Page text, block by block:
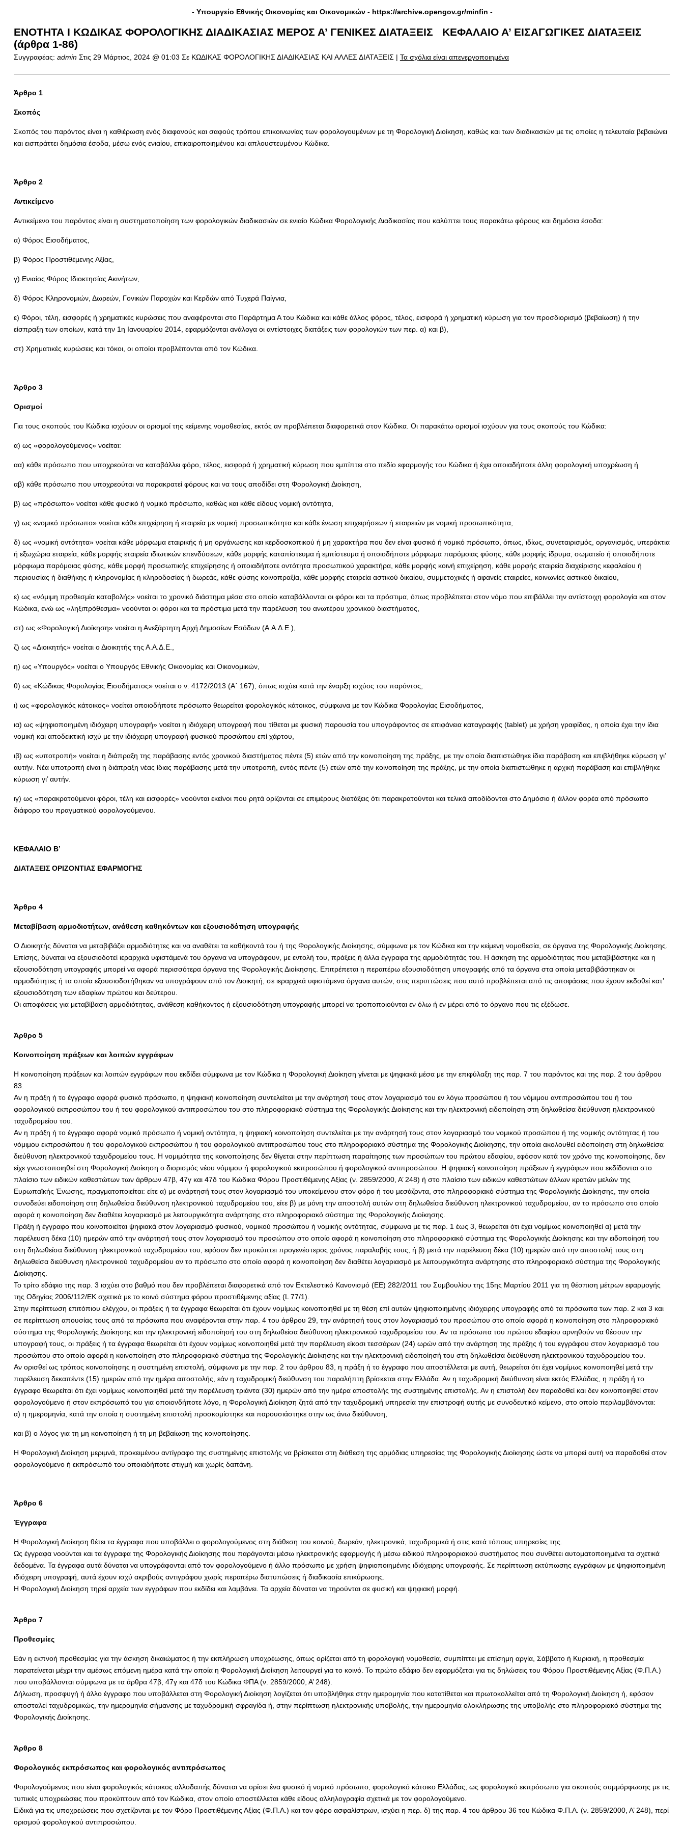
- Υπουργείο Εθνικής Οικονομίας και Οικονομικών - https://archive.opengov.gr/minfin -
ΕΝΟΤΗΤΑ Ι ΚΩΔΙΚΑΣ ΦΟΡΟΛΟΓΙΚΗΣ ΔΙΑΔΙΚΑΣΙΑΣ ΜΕΡΟΣ Α’ ΓΕΝΙΚΕΣ ΔΙΑΤΑΞΕΙΣ ΚΕΦΑΛΑΙΟ Α’ ΕΙΣΑΓΩΓΙΚΕΣ ΔΙΑΤΑΞΕΙΣ
(άρθρα 1-86)
Συγγραφέας: adminΣτις 29 Μάρτιος, 2024 @ 01:03 Σε ΚΩΔΙΚΑΣ ΦΟΡΟΛΟΓΙΚΗΣ ΔΙΑΔΙΚΑΣΙΑΣ ΚΑΙ ΑΛΛΕΣ ΔΙΑΤΑΞΕΙΣ | Τα σχόλια είναι απενεργοποιημένα
Άρθρο 1
Σκοπός
Σκοπός του παρόντος είναι η καθιέρωση ενός διαφανούς και σαφούς τρόπου επικοινωνίας των φορολογουμένων με τη Φορολογική Διοίκηση, καθώς και των διαδικασιών με τις οποίες η τελευταία βεβαιώνει
και εισπράττει δημόσια έσοδα, μέσω ενός ενιαίου, επικαιροποιημένου και απλουστευμένου Κώδικα.
Άρθρο 2
Αντικείμενο
Αντικείμενο του παρόντος είναι η συστηματοποίηση των φορολογικών διαδικασιών σε ενιαίο Κώδικα Φορολογικής Διαδικασίας που καλύπτει τους παρακάτω φόρους και δημόσια έσοδα:
α) Φόρος Εισοδήματος,
β) Φόρος Προστιθέμενης Αξίας,
γ) Ενιαίος Φόρος Ιδιοκτησίας Ακινήτων,
δ) Φόρος Κληρονομιών, Δωρεών, Γονικών Παροχών και Κερδών από Τυχερά Παίγνια,
ε) Φόροι, τέλη, εισφορές ή χρηματικές κυρώσεις που αναφέρονται στο Παράρτημα Α του Κώδικα και κάθε άλλος φόρος, τέλος, εισφορά ή χρηματική κύρωση για τον προσδιορισμό (βεβαίωση) ή την
είσπραξη των οποίων, κατά την 1η Ιανουαρίου 2014, εφαρμόζονται ανάλογα οι αντίστοιχες διατάξεις των φορολογιών των περ. α) και β),
στ) Χρηματικές κυρώσεις και τόκοι, οι οποίοι προβλέπονται από τον Κώδικα.
Άρθρο 3
Ορισμοί
Για τους σκοπούς του Κώδικα ισχύουν οι ορισμοί της κείμενης νομοθεσίας, εκτός αν προβλέπεται διαφορετικά στον Κώδικα. Οι παρακάτω ορισμοί ισχύουν για τους σκοπούς του Κώδικα:
α) ως «φορολογούμενος» νοείται:
αα) κάθε πρόσωπο που υποχρεούται να καταβάλλει φόρο, τέλος, εισφορά ή χρηματική κύρωση που εμπίπτει στο πεδίο εφαρμογής του Κώδικα ή έχει οποιαδήποτε άλλη φορολογική υποχρέωση ή
αβ) κάθε πρόσωπο που υποχρεούται να παρακρατεί φόρους και να τους αποδίδει στη Φορολογική Διοίκηση,
β) ως «πρόσωπο» νοείται κάθε φυσικό ή νομικό πρόσωπο, καθώς και κάθε είδους νομική οντότητα,
γ) ως «νομικό πρόσωπο» νοείται κάθε επιχείρηση ή εταιρεία με νομική προσωπικότητα και κάθε ένωση επιχειρήσεων ή εταιρειών με νομική προσωπικότητα,
δ) ως «νομική οντότητα» νοείται κάθε μόρφωμα εταιρικής ή μη οργάνωσης και κερδοσκοπικού ή μη χαρακτήρα που δεν είναι φυσικό ή νομικό πρόσωπο, όπως, ιδίως, συνεταιρισμός, οργανισμός, υπεράκτια
ή εξωχώρια εταιρεία, κάθε μορφής εταιρεία ιδιωτικών επενδύσεων, κάθε μορφής καταπίστευμα ή εμπίστευμα ή οποιοδήποτε μόρφωμα παρόμοιας φύσης, κάθε μορφής ίδρυμα, σωματείο ή οποιοδήποτε
μόρφωμα παρόμοιας φύσης, κάθε μορφή προσωπικής επιχείρησης ή οποιαδήποτε οντότητα προσωπικού χαρακτήρα, κάθε μορφής κοινή επιχείρηση, κάθε μορφής εταιρεία διαχείρισης κεφαλαίου ή
περιουσίας ή διαθήκης ή κληρονομίας ή κληροδοσίας ή δωρεάς, κάθε φύσης κοινοπραξία, κάθε μορφής εταιρεία αστικού δικαίου, συμμετοχικές ή αφανείς εταιρείες, κοινωνίες αστικού δικαίου,
ε) ως «νόμιμη προθεσμία καταβολής» νοείται το χρονικό διάστημα μέσα στο οποίο καταβάλλονται οι φόροι και τα πρόστιμα, όπως προβλέπεται στον νόμο που επιβάλλει την αντίστοιχη φορολογία και στον
Κώδικα, ενώ ως «ληξιπρόθεσμα» νοούνται οι φόροι και τα πρόστιμα μετά την παρέλευση του ανωτέρου χρονικού διαστήματος,
στ) ως «Φορολογική Διοίκηση» νοείται η Ανεξάρτητη Αρχή Δημοσίων Εσόδων (Α.Α.Δ.Ε.),
ζ) ως «Διοικητής» νοείται ο Διοικητής της Α.Α.Δ.Ε.,
η) ως «Υπουργός» νοείται ο Υπουργός Εθνικής Οικονομίας και Οικονομικών,
θ) ως «Κώδικας Φορολογίας Εισοδήματος» νοείται ο ν. 4172/2013 (Α΄ 167), όπως ισχύει κατά την έναρξη ισχύος του παρόντος,
ι) ως «φορολογικός κάτοικος» νοείται οποιοδήποτε πρόσωπο θεωρείται φορολογικός κάτοικος, σύμφωνα με τον Κώδικα Φορολογίας Εισοδήματος,
ια) ως «ψηφιοποιημένη ιδιόχειρη υπογραφή» νοείται η ιδιόχειρη υπογραφή που τίθεται με φυσική παρουσία του υπογράφοντος σε επιφάνεια καταγραφής (tablet) με χρήση γραφίδας, η οποία έχει την ίδια
νομική και αποδεικτική ισχύ με την ιδιόχειρη υπογραφή φυσικού προσώπου επί χάρτου,
ιβ) ως «υποτροπή» νοείται η διάπραξη της παράβασης εντός χρονικού διαστήματος πέντε (5) ετών από την κοινοποίηση της πράξης, με την οποία διαπιστώθηκε ίδια παράβαση και επιβλήθηκε κύρωση γι’
αυτήν. Νέα υποτροπή είναι η διάπραξη νέας ίδιας παράβασης μετά την υποτροπή, εντός πέντε (5) ετών από την κοινοποίηση της πράξης, με την οποία διαπιστώθηκε η αρχική παράβαση και επιβλήθηκε
κύρωση γι’ αυτήν.
ιγ) ως «παρακρατούμενοι φόροι, τέλη και εισφορές» νοούνται εκείνοι που ρητά ορίζονται σε επιμέρους διατάξεις ότι παρακρατούνται και τελικά αποδίδονται στο Δημόσιο ή άλλον φορέα από πρόσωπο
διάφορο του πραγματικού φορολογούμενου.
ΚΕΦΑΛΑΙΟ Β’
ΔΙΑΤΑΞΕΙΣ ΟΡΙΖΟΝΤΙΑΣ ΕΦΑΡΜΟΓΗΣ
Άρθρο 4
Μεταβίβαση αρμοδιοτήτων, ανάθεση καθηκόντων και εξουσιοδότηση υπογραφής
Ο Διοικητής δύναται να μεταβιβάζει αρμοδιότητες και να αναθέτει τα καθήκοντά του ή της Φορολογικής Διοίκησης, σύμφωνα με τον Κώδικα και την κείμενη νομοθεσία, σε όργανα της Φορολογικής Διοίκησης.
Επίσης, δύναται να εξουσιοδοτεί ιεραρχικά υφιστάμενά του όργανα να υπογράφουν, με εντολή του, πράξεις ή άλλα έγγραφα της αρμοδιότητάς του. Η άσκηση της αρμοδιότητας που μεταβιβάστηκε και η
εξουσιοδότηση υπογραφής μπορεί να αφορά περισσότερα όργανα της Φορολογικής Διοίκησης. Επιτρέπεται η περαιτέρω εξουσιοδότηση υπογραφής από τα όργανα στα οποία μεταβιβάστηκαν οι
αρμοδιότητες ή τα οποία εξουσιοδοτήθηκαν να υπογράφουν από τον Διοικητή, σε ιεραρχικά υφιστάμενα όργανα αυτών, στις περιπτώσεις που αυτό προβλέπεται από τις αποφάσεις που έχουν εκδοθεί κατ’
εξουσιοδότηση των εδαφίων πρώτου και δεύτερου.
Οι αποφάσεις για μεταβίβαση αρμοδιότητας, ανάθεση καθήκοντος ή εξουσιοδότηση υπογραφής μπορεί να τροποποιούνται εν όλω ή εν μέρει από το όργανο που τις εξέδωσε.
Άρθρο 5
Κοινοποίηση πράξεων και λοιπών εγγράφων
Η κοινοποίηση πράξεων και λοιπών εγγράφων που εκδίδει σύμφωνα με τον Κώδικα η Φορολογική Διοίκηση γίνεται με ψηφιακά μέσα με την επιφύλαξη της παρ. 7 του παρόντος και της παρ. 2 του άρθρου
83.
Αν η πράξη ή το έγγραφο αφορά φυσικό πρόσωπο, η ψηφιακή κοινοποίηση συντελείται με την ανάρτησή τους στον λογαριασμό του εν λόγω προσώπου ή του νόμιμου αντιπροσώπου του ή του
φορολογικού εκπροσώπου του ή του φορολογικού αντιπροσώπου του στο πληροφοριακό σύστημα της Φορολογικής Διοίκησης και την ηλεκτρονική ειδοποίηση στη δηλωθείσα διεύθυνση ηλεκτρονικού
ταχυδρομείου του.
Αν η πράξη ή το έγγραφο αφορά νομικό πρόσωπο ή νομική οντότητα, η ψηφιακή κοινοποίηση συντελείται με την ανάρτησή τους στον λογαριασμό του νομικού προσώπου ή της νομικής οντότητας ή του
νόμιμου εκπροσώπου ή του φορολογικού εκπροσώπου ή του φορολογικού αντιπροσώπου τους στο πληροφοριακό σύστημα της Φορολογικής Διοίκησης, την οποία ακολουθεί ειδοποίηση στη δηλωθείσα
διεύθυνση ηλεκτρονικού ταχυδρομείου τους. Η νομιμότητα της κοινοποίησης δεν θίγεται στην περίπτωση παραίτησης των προσώπων του πρώτου εδαφίου, εφόσον κατά τον χρόνο της κοινοποίησης, δεν
είχε γνωστοποιηθεί στη Φορολογική Διοίκηση ο διορισμός νέου νόμιμου ή φορολογικού εκπροσώπου ή φορολογικού αντιπροσώπου. Η ψηφιακή κοινοποίηση πράξεων ή εγγράφων που εκδίδονται στο
πλαίσιο των ειδικών καθεστώτων των άρθρων 47β, 47γ και 47δ του Κώδικα Φόρου Προστιθέμενης Αξίας (ν. 2859/2000, Α’ 248) ή στο πλαίσιο των ειδικών καθεστώτων άλλων κρατών μελών της
Ευρωπαϊκής Ένωσης, πραγματοποιείται: είτε α) με ανάρτησή τους στον λογαριασμό του υποκείμενου στον φόρο ή του μεσάζοντα, στο πληροφοριακό σύστημα της Φορολογικής Διοίκησης, την οποία
συνοδεύει ειδοποίηση στη δηλωθείσα διεύθυνση ηλεκτρονικού ταχυδρομείου του, είτε β) με μόνη την αποστολή αυτών στη δηλωθείσα διεύθυνση ηλεκτρονικού ταχυδρομείου, αν το πρόσωπο στο οποίο
αφορά η κοινοποίηση δεν διαθέτει λογαριασμό με λειτουργικότητα ανάρτησης στο πληροφοριακό σύστημα της Φορολογικής Διοίκησης.
Πράξη ή έγγραφο που κοινοποιείται ψηφιακά στον λογαριασμό φυσικού, νομικού προσώπου ή νομικής οντότητας, σύμφωνα με τις παρ. 1 έως 3, θεωρείται ότι έχει νομίμως κοινοποιηθεί α) μετά την
παρέλευση δέκα (10) ημερών από την ανάρτησή τους στον λογαριασμό του προσώπου στο οποίο αφορά η κοινοποίηση στο πληροφοριακό σύστημα της Φορολογικής Διοίκησης και την ειδοποίησή του
στη δηλωθείσα διεύθυνση ηλεκτρονικού ταχυδρομείου του, εφόσον δεν προκύπτει προγενέστερος χρόνος παραλαβής τους, ή β) μετά την παρέλευση δέκα (10) ημερών από την αποστολή τους στη
δηλωθείσα διεύθυνση ηλεκτρονικού ταχυδρομείου αν το πρόσωπο στο οποίο αφορά η κοινοποίηση δεν διαθέτει λογαριασμό με λειτουργικότητα ανάρτησης στο πληροφοριακό σύστημα της Φορολογικής
Διοίκησης.
Το τρίτο εδάφιο της παρ. 3 ισχύει στο βαθμό που δεν προβλέπεται διαφορετικά από τον Εκτελεστικό Κανονισμό (ΕΕ) 282/2011 του Συμβουλίου της 15ης Μαρτίου 2011 για τη θέσπιση μέτρων εφαρμογής
της Οδηγίας 2006/112/ΕΚ σχετικά με το κοινό σύστημα φόρου προστιθέμενης αξίας (L 77/1).
Στην περίπτωση επιτόπιου ελέγχου, οι πράξεις ή τα έγγραφα θεωρείται ότι έχουν νομίμως κοινοποιηθεί με τη θέση επί αυτών ψηφιοποιημένης ιδιόχειρης υπογραφής από τα πρόσωπα των παρ. 2 και 3 και
σε περίπτωση απουσίας τους από τα πρόσωπα που αναφέρονται στην παρ. 4 του άρθρου 29, την ανάρτησή τους στον λογαριασμό του προσώπου στο οποίο αφορά η κοινοποίηση στο πληροφοριακό
σύστημα της Φορολογικής Διοίκησης και την ηλεκτρονική ειδοποίησή του στη δηλωθείσα διεύθυνση ηλεκτρονικού ταχυδρομείου του. Αν τα πρόσωπα του πρώτου εδαφίου αρνηθούν να θέσουν την
υπογραφή τους, οι πράξεις ή τα έγγραφα θεωρείται ότι έχουν νομίμως κοινοποιηθεί μετά την παρέλευση είκοσι τεσσάρων (24) ωρών από την ανάρτηση της πράξης ή του εγγράφου στον λογαριασμό του
προσώπου στο οποίο αφορά η κοινοποίηση στο πληροφοριακό σύστημα της Φορολογικής Διοίκησης και την ηλεκτρονική ειδοποίησή του στη δηλωθείσα διεύθυνση ηλεκτρονικού ταχυδρομείου του.
Αν ορισθεί ως τρόπος κοινοποίησης η συστημένη επιστολή, σύμφωνα με την παρ. 2 του άρθρου 83, η πράξη ή το έγγραφο που αποστέλλεται με αυτή, θεωρείται ότι έχει νομίμως κοινοποιηθεί μετά την
παρέλευση δεκαπέντε (15) ημερών από την ημέρα αποστολής, εάν η ταχυδρομική διεύθυνση του παραλήπτη βρίσκεται στην Ελλάδα. Αν η ταχυδρομική διεύθυνση είναι εκτός Ελλάδας, η πράξη ή το
έγγραφο θεωρείται ότι έχει νομίμως κοινοποιηθεί μετά την παρέλευση τριάντα (30) ημερών από την ημέρα αποστολής της συστημένης επιστολής. Αν η επιστολή δεν παραδοθεί και δεν κοινοποιηθεί στον
φορολογούμενο ή στον εκπρόσωπό του για οποιονδήποτε λόγο, η Φορολογική Διοίκηση ζητά από την ταχυδρομική υπηρεσία την επιστροφή αυτής με συνοδευτικό κείμενο, στο οποίο περιλαμβάνονται:
α) η ημερομηνία, κατά την οποία η συστημένη επιστολή προσκομίστηκε και παρουσιάστηκε στην ως άνω διεύθυνση,
και β) ο λόγος για τη μη κοινοποίηση ή τη μη βεβαίωση της κοινοποίησης.
Η Φορολογική Διοίκηση μεριμνά, προκειμένου αντίγραφο της συστημένης επιστολής να βρίσκεται στη διάθεση της αρμόδιας υπηρεσίας της Φορολογικής Διοίκησης ώστε να μπορεί αυτή να παραδοθεί στον
φορολογούμενο ή εκπρόσωπό του οποιαδήποτε στιγμή και χωρίς δαπάνη.
Άρθρο 6
Έγγραφα
Η Φορολογική Διοίκηση θέτει τα έγγραφα που υποβάλλει ο φορολογούμενος στη διάθεση του κοινού, δωρεάν, ηλεκτρονικά, ταχυδρομικά ή στις κατά τόπους υπηρεσίες της.
Ως έγγραφα νοούνται και τα έγγραφα της Φορολογικής Διοίκησης που παράγονται μέσω ηλεκτρονικής εφαρμογής ή μέσω ειδικού πληροφοριακού συστήματος που συνθέτει αυτοματοποιημένα τα σχετικά
δεδομένα. Τα έγγραφα αυτά δύναται να υπογράφονται από τον φορολογούμενο ή άλλο πρόσωπο με χρήση ψηφιοποιημένης ιδιόχειρης υπογραφής. Σε περίπτωση εκτύπωσης εγγράφων με ψηφιοποιημένη
ιδιόχειρη υπογραφή, αυτά έχουν ισχύ ακριβούς αντιγράφου χωρίς περαιτέρω διατυπώσεις ή διαδικασία επικύρωσης.
Η Φορολογική Διοίκηση τηρεί αρχεία των εγγράφων που εκδίδει και λαμβάνει. Τα αρχεία δύναται να τηρούνται σε φυσική και ψηφιακή μορφή.
Άρθρο 7
Προθεσμίες
Εάν η εκπνοή προθεσμίας για την άσκηση δικαιώματος ή την εκπλήρωση υποχρέωσης, όπως ορίζεται από τη φορολογική νομοθεσία, συμπίπτει με επίσημη αργία, Σάββατο ή Κυριακή, η προθεσμία
παρατείνεται μέχρι την αμέσως επόμενη ημέρα κατά την οποία η Φορολογική Διοίκηση λειτουργεί για το κοινό. Το πρώτο εδάφιο δεν εφαρμόζεται για τις δηλώσεις του Φόρου Προστιθέμενης Αξίας (Φ.Π.Α.)
που υποβάλλονται σύμφωνα με τα άρθρα 47β, 47γ και 47δ του Κώδικα ΦΠΑ (ν. 2859/2000, Α’ 248).
Δήλωση, προσφυγή ή άλλο έγγραφο που υποβάλλεται στη Φορολογική Διοίκηση λογίζεται ότι υποβλήθηκε στην ημερομηνία που κατατίθεται και πρωτοκολλείται από τη Φορολογική Διοίκηση ή, εφόσον
αποσταλεί ταχυδρομικώς, την ημερομηνία σήμανσης με ταχυδρομική σφραγίδα ή, στην περίπτωση ηλεκτρονικής υποβολής, την ημερομηνία ολοκλήρωσης της υποβολής στο πληροφοριακό σύστημα της
Φορολογικής Διοίκησης.
Άρθρο 8
Φορολογικός εκπρόσωπος και φορολογικός αντιπρόσωπος
Φορολογούμενος που είναι φορολογικός κάτοικος αλλοδαπής δύναται να ορίσει ένα φυσικό ή νομικό πρόσωπο, φορολογικό κάτοικο Ελλάδας, ως φορολογικό εκπρόσωπο για σκοπούς συμμόρφωσης με τις
τυπικές υποχρεώσεις που προκύπτουν από τον Κώδικα, στον οποίο αποστέλλεται κάθε είδους αλληλογραφία σχετικά με τον φορολογούμενο.
Ειδικά για τις υποχρεώσεις που σχετίζονται με τον Φόρο Προστιθέμενης Αξίας (Φ.Π.Α.) και τον φόρο ασφαλίστρων, ισχύει η περ. δ) της παρ. 4 του άρθρου 36 του Κώδικα Φ.Π.Α. (ν. 2859/2000, Α’ 248), περί
ορισμού φορολογικού αντιπροσώπου.